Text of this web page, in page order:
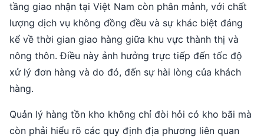
tầng giao nhận tại Việt Nam còn phân mảnh, với chất
lượng dịch vụ không đồng đều và sự khác biệt đáng
kể về thời gian giao hàng giữa khu vực thành thị và
nông thôn. Điều này ảnh hưởng trực tiếp đến tốc độ
xử lý đơn hàng và do đó, đến sự hài lòng của khách
hàng.
Quản lý hàng tồn kho không chỉ đòi hỏi có kho bãi mà
còn phải hiểu rõ các quy định địa phương liên quan